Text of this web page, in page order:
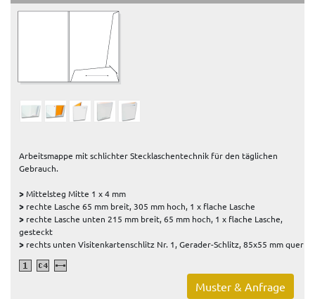
Arbeitsmappe mit schlichter Stecklaschentechnik für den täglichen
Gebrauch.
>Mittelsteg Mitte 1 x 4 mm
> rechte Lasche 65 mm breit, 305 mm hoch, 1 x flache Lasche
> rechte Lasche unten 215 mm breit, 65 mm hoch, 1 x flache Lasche,
gesteckt
> rechts unten Visitenkartenschlitz Nr. 1, Gerader-Schlitz, 85x55 mm quer
Muster & Anfrage